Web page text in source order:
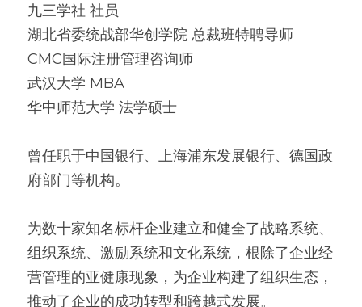
九三学社 社员
湖北省委统战部华创学院 总裁班特聘导师
CMC国际注册管理咨询师
武汉大学 MBA
华中师范大学 法学硕士
曾任职于中国银行、上海浦东发展银行、德国政
府部门等机构。
为数十家知名标杆企业建立和健全了战略系统、
组织系统、激励系统和文化系统，根除了企业经
营管理的亚健康现象，为企业构建了组织生态，
推动了企业的成功转型和跨越式发展。